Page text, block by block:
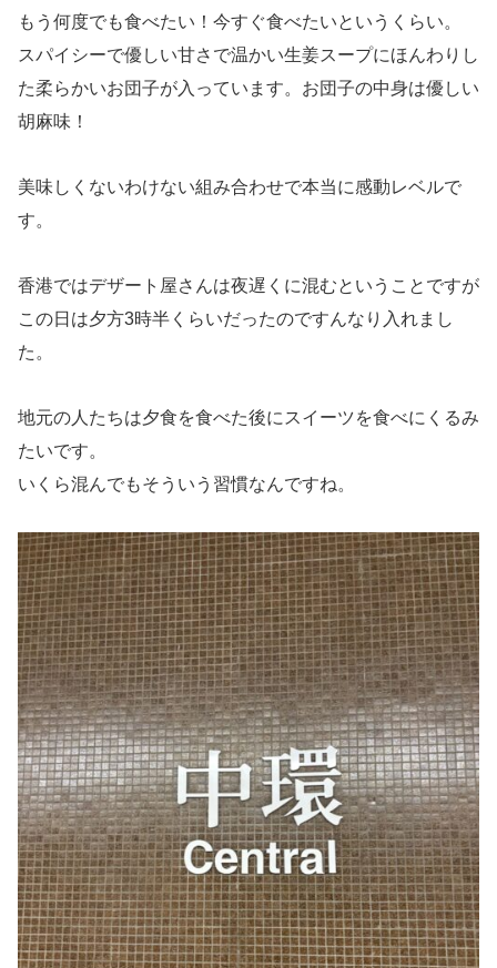
もう何度でも食べたい！今すぐ食べたいというくらい。
スパイシーで優しい甘さで温かい生姜スープにほんわりし
た柔らかいお団子が入っています。お団子の中身は優しい
胡麻味！
美味しくないわけない組み合わせで本当に感動レベルで
す。
香港ではデザート屋さんは夜遅くに混むということですが
この日は夕方3時半くらいだったのですんなり入れまし
た。
地元の人たちは夕食を食べた後にスイーツを食べにくるみ
たいです。
いくら混んでもそういう習慣なんですね。